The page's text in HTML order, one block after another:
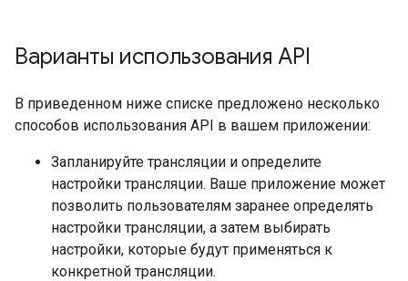
Варианты использования API
В приведенном ниже списке предложено несколько
способов использования API в вашем приложении:
Запланируйте трансляции и определите
настройки трансляции. Ваше приложение может
позволить пользователям заранее определять
настройки трансляции, а затем выбирать
настройки, которые будут применяться к
конкретной трансляции.